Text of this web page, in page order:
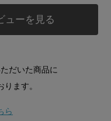
ューを見る
だいた商品に
ます。
ら